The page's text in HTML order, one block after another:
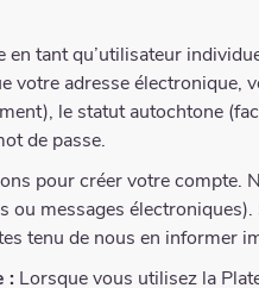
en tant qu’utilisateur
votre adresse électronique,
le statut autochtone
de passe.
pour créer votre compte.
ou messages
tenu de nous en informer
: Lorsque vous utilisez la